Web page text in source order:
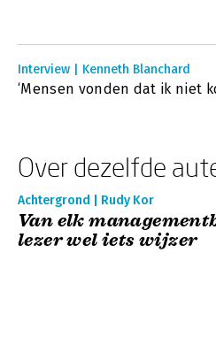
Interview | Kenneth Blanchard
‘Mensen vonden dat ik niet
Over dezelfde
Achtergrond | Rudy Kor
Van elk
lezer wel iets wijzer